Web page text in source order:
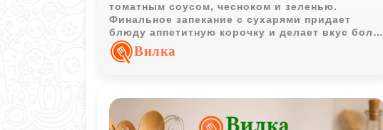
томатным соусом, чесноком и зеленью.
Финальное запекание с сухарями придает
блюду аппетитную корочку и делает вкус более
выразительным.
Вилка